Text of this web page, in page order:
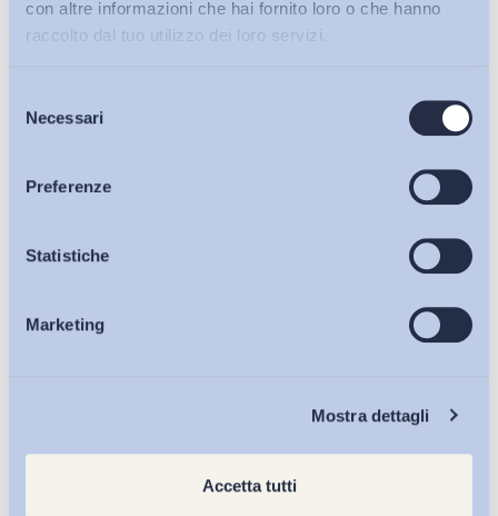
con altre informazioni che hai fornito loro o che hanno
raccolto dal tuo utilizzo dei loro servizi.
delNecessari
Preferenze
Statistiche
Marketing
Mostra dettagli
Accetta tutti
Bollettini ADAPT
Articoli
Osservatori
Eventi
successo lavorativo degli stranieri
27 Luglio 2026